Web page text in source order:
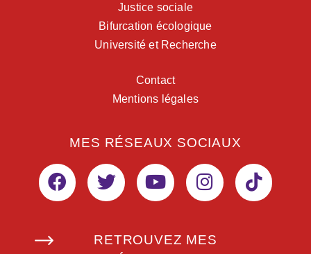
Justice sociale
Bifurcation écologique
Université et Recherche
Contact
Mentions légales
MES RÉSEAUX SOCIAUX
RETROUVEZ MES